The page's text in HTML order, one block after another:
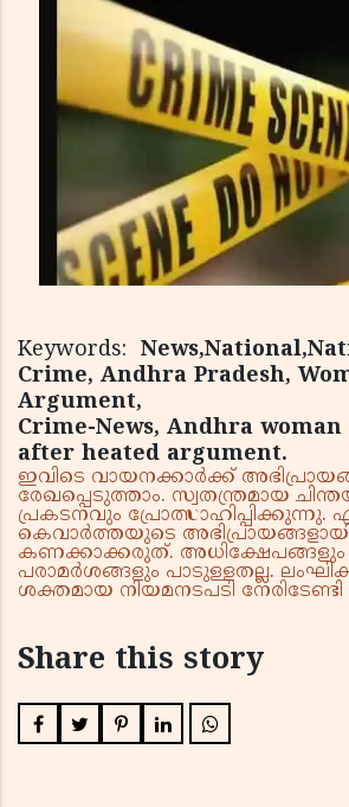
Keywords:
Crime, Andhra Pradesh,
Argument,
Crime-News, Andhra
after heated argument.
ഇവിടെ വായനക്കാർക്ക്
രേഖപ്പെടുത്താം. സ്വതന്ത്രമായ
പ്രകടനവും
കെവാർത്തയുടെ
കണക്കാക്കരുത്. അധിക്ഷേപങ്ങളും
പരാമർശങ്ങളും പാടുള്ളതല്ല.
ശക്തമായ നിയമനടപടി നേരിടേണ്ടി
Share this story